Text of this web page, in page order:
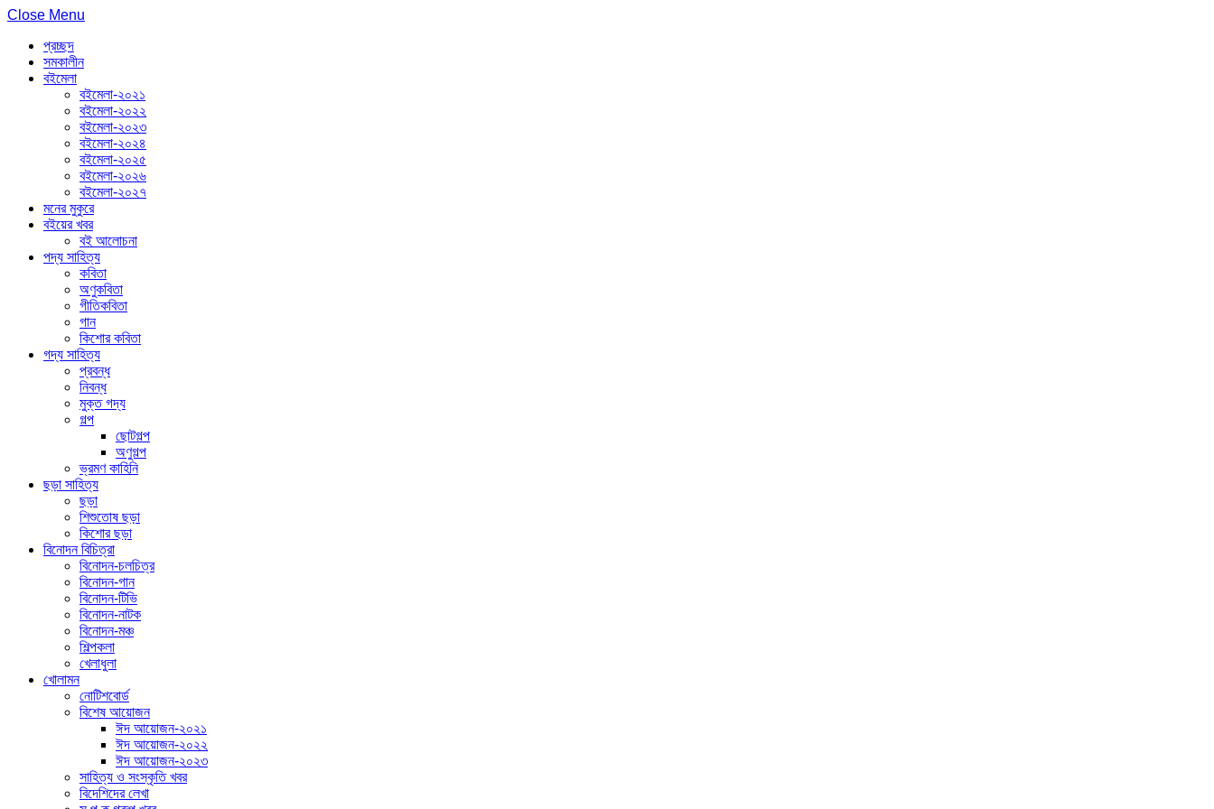
Close Menu
প্রচ্ছদ
সমকালীন
বইমেলা
বইমেলা-২০২১
বইমেলা-২০২২
বইমেলা-২০২৩
বইমেলা-২০২৪
বইমেলা-২০২৫
বইমেলা-২০২৬
বইমেলা-২০২৭
মনের মুকুরে
বইয়ের খবর
বই আলোচনা
পদ্য সাহিত্য
কবিতা
অণুকবিতা
গীতিকবিতা
গান
কিশোর কবিতা
গদ্য সাহিত্য
প্রবন্ধ
নিবন্ধ
মুক্ত গদ্য
গল্প
ছোটগল্প
অণুগল্প
ভ্রমণ কাহিনি
ছড়া সাহিত্য
ছড়া
শিশুতোষ ছড়া
কিশোর ছড়া
বিনোদন বিচিত্রা
বিনোদন-চলচিত্র
বিনোদন-গান
বিনোদন-টিভি
বিনোদন-নাটক
বিনোদন-মঞ্চ
শিল্পকলা
খেলাধুলা
খোলামন
নোটিশবোর্ড
বিশেষ আয়োজন
ঈদ আয়োজন-২০২১
ঈদ আয়োজন-২০২২
ঈদ আয়োজন-২০২৩
সাহিত্য ও সংস্কৃতি খবর
বিদেশিদের লেখা